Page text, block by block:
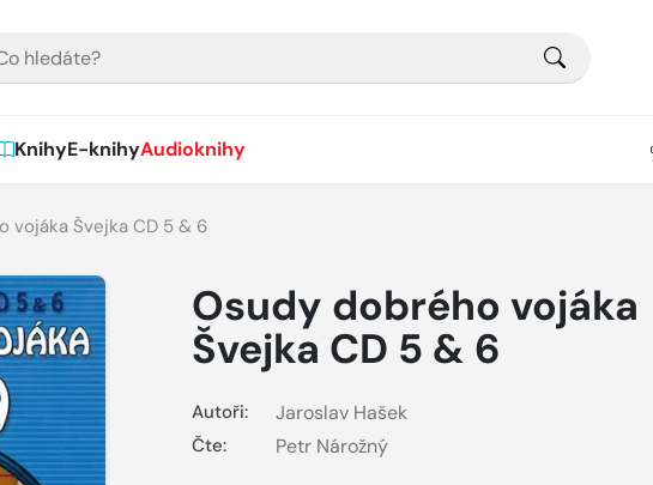
KnihyE-knihyAudioknihy
vojáka Švejka CD 5 & 6
Osudy dobrého vojáka
Švejka CD 5 & 6
Autoři: Jaroslav Hašek
Čte: Petr Nárožný